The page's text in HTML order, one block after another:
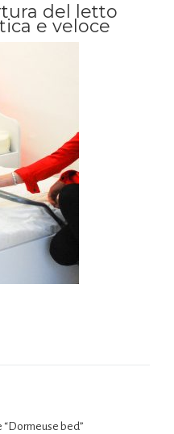
del letto
e veloce
“Dormeuse bed”